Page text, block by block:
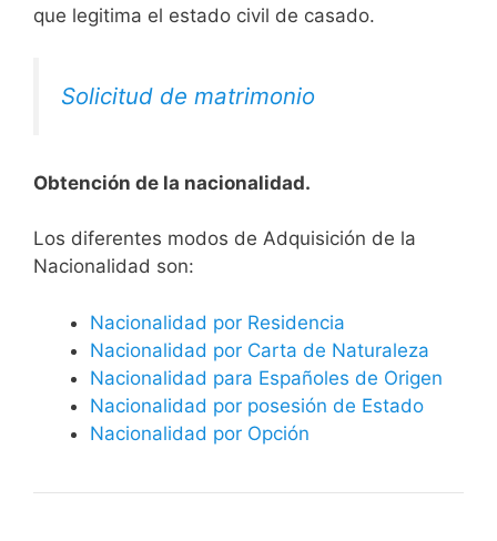
que legitima el estado civil de casado.
Solicitud de matrimonio
Obtención de la nacionalidad.
​​​Los diferentes modos de Adquisición de la
Nacionalidad son:
Nacionalidad por Residencia
Nacionalidad por Carta de Naturaleza
Nacionalidad para Españoles de Origen
Nacionalidad por posesión de Estado
Nacionalidad por Opción